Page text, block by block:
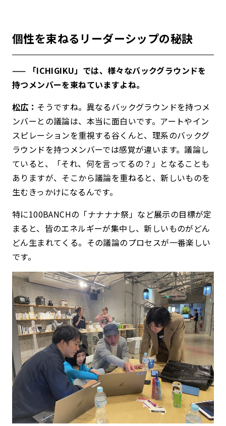
個性を束ねるリーダーシップの秘訣
—— 「ICHIGIKU」では、様々なバックグラウンドを
持つメンバーを束ねていますよね。
松広： そうですね。異なるバックグラウンドを持つメ
ンバーとの議論は、本当に面白いです。アートやイン
スピレーションを重視する谷くんと、理系のバックグ
ラウンドを持つメンバーでは感覚が違います。議論し
ていると、「それ、何を言ってるの？」となることも
ありますが、そこから議論を重ねると、新しいものを
生むきっかけになるんです。
特に100BANCHの「ナナナナ祭」など展示の目標が定
まると、皆のエネルギーが集中し、新しいものがどん
どん生まれてくる。その議論のプロセスが一番楽しい
です。